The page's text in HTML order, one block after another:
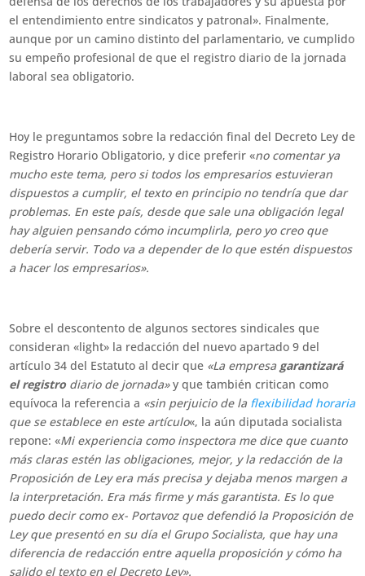
el entendimiento entre sindicatos y patronal». Finalmente,
aunque por un camino distinto del parlamentario, ve cumplido
su empeño profesional de que el registro diario de la jornada
laboral sea obligatorio.
Hoy le preguntamos sobre la redacción final del Decreto Ley de
Registro Horario Obligatorio, y dice preferir «no comentar ya
mucho este tema, pero si todos los empresarios estuvieran
dispuestos a cumplir, el texto en principio no tendría que dar
problemas. En este país, desde que sale una obligación legal
hay alguien pensando cómo incumplirla, pero yo creo que
debería servir. Todo va a depender de lo que estén dispuestos
a hacer los empresarios».
Sobre el descontento de algunos sectores sindicales que
consideran «light» la redacción del nuevo apartado 9 del
artículo 34 del Estatuto al decir que «La empresa garantizará
el registro diario de jornada»y que también critican como
equívoca la referencia a «sin perjuicio de la flexibilidad horaria
que se establece en este artículo«, la aún diputada socialista
repone: «Mi experiencia como inspectora me dice que cuanto
más claras estén las obligaciones, mejor, y la redacción de la
Proposición de Ley era más precisa y dejaba menos margen a
la interpretación. Era más firme y más garantista. Es lo que
puedo decir como ex- Portavoz que defendió la Proposición de
Ley que presentó en su día el Grupo Socialista, que hay una
diferencia de redacción entre aquella proposición y cómo ha
salido el texto en el Decreto Ley».